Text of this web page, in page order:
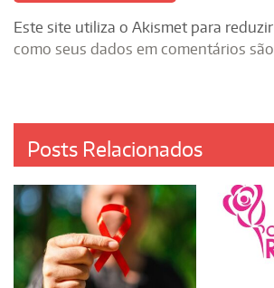
Este site utiliza o Akismet para
como seus dados em comentários
Posts Relacionados